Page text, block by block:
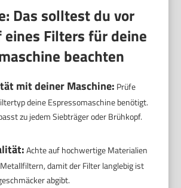
Das solltest du vor
eines Filters für deine
beachten
mit deiner Maschine: Prüfe
deine Espressomaschine benötigt.
zu jedem Siebträger oder Brühkopf.
Achte auf hochwertige Materialien
damit der Filter langlebig ist
abgibt.